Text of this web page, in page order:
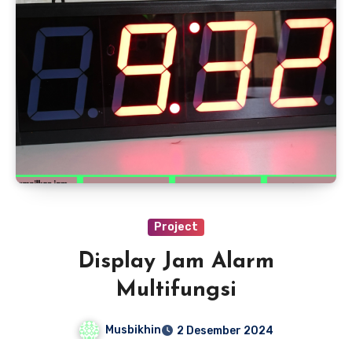
Project
Display Jam Alarm
Multifungsi
Musbikhin
2 Desember 2024